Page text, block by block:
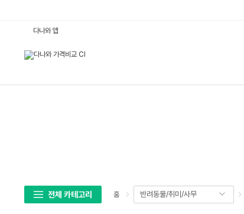
다나와 앱
전체 카테고리 홈 반려동물/취미/사무